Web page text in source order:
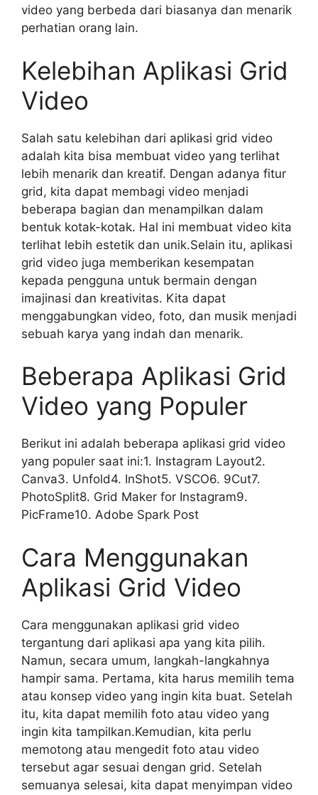
video yang berbeda dari biasanya dan menarik
perhatian orang lain.
Kelebihan Aplikasi Grid
Video
Salah satu kelebihan dari aplikasi grid video
adalah kita bisa membuat video yang terlihat
lebih menarik dan kreatif. Dengan adanya fitur
grid, kita dapat membagi video menjadi
beberapa bagian dan menampilkan dalam
bentuk kotak-kotak. Hal ini membuat video kita
terlihat lebih estetik dan unik.Selain itu, aplikasi
grid video juga memberikan kesempatan
kepada pengguna untuk bermain dengan
imajinasi dan kreativitas. Kita dapat
menggabungkan video, foto, dan musik menjadi
sebuah karya yang indah dan menarik.
Beberapa Aplikasi Grid
Video yang Populer
Berikut ini adalah beberapa aplikasi grid video
yang populer saat ini:1. Instagram Layout2.
Canva3. Unfold4. InShot5. VSCO6. 9Cut7.
PhotoSplit8. Grid Maker for Instagram9.
PicFrame10. Adobe Spark Post
Cara Menggunakan
Aplikasi Grid Video
Cara menggunakan aplikasi grid video
tergantung dari aplikasi apa yang kita pilih.
Namun, secara umum, langkah-langkahnya
hampir sama. Pertama, kita harus memilih tema
atau konsep video yang ingin kita buat. Setelah
itu, kita dapat memilih foto atau video yang
ingin kita tampilkan.Kemudian, kita perlu
memotong atau mengedit foto atau video
tersebut agar sesuai dengan grid. Setelah
semuanya selesai, kita dapat menyimpan video